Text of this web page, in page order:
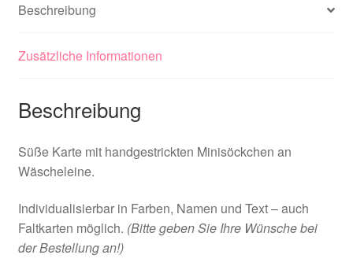
Beschreibung
Zusätzliche Informationen
Beschreibung
Süße Karte mit handgestrickten Minisöckchen an
Wäscheleine.
Individualisierbar in Farben, Namen und Text – auch
Faltkarten möglich. (Bitte geben Sie Ihre Wünsche bei
der Bestellung an!)